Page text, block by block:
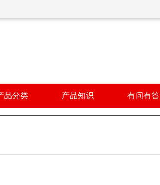
品分类 产品知识 有问有答